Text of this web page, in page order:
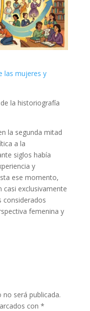
las mujeres y
la historiografía
la segunda mitad
a la
siglos había
y
ese momento,
exclusivamente
considerados
femenina y
será publicada.
con *